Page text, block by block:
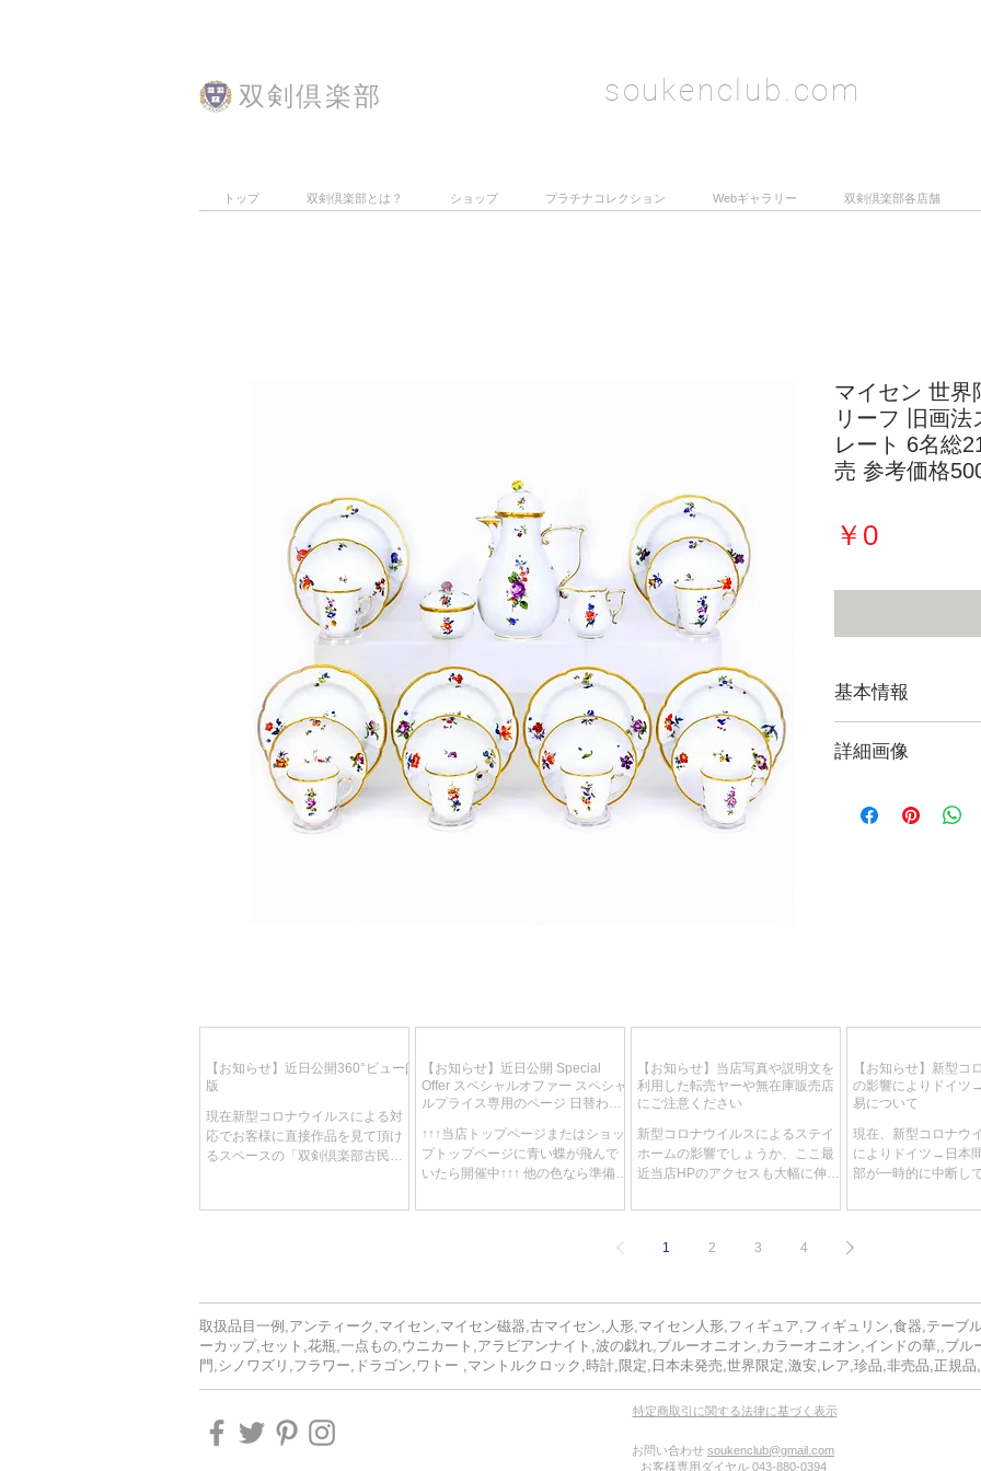
​双剣倶楽部 soukenclub.com
トップ 双剣倶楽部とは？ ショップ プラチナコレクション Webギャラリー 双剣倶楽部各店舗
マイセン 世界
リーフ 旧画
レート 6名総
売 参考価格
￥0価
基本情報
詳細画像
覧になれます。
【お知らせ】近日公開360°ビューβ
版
現在新型コロナウイルスによる対
応でお客様に直接作品を見て頂け
るスペースの「双剣倶楽部古民家
なんとかお客様に写真より詳しく
【お知らせ】近日公開 Special
Offer スペシャルオファー スペシャ
ルプライス専用のページ 日替わ
しです！
↑↑↑当店トップページまたはショッ
プトップページに青い蝶が飛んで
いたら開催中↑↑↑ 他の色なら準備中
れ替え、各一点限りで降り切れ御
スを制作中です。 赤字で出すもの
【お知らせ】当店写真や説明文を
利用した転売ヤーや無在庫販売店
にご注意ください
新型コロナウイルスによるステイ
ホームの影響でしょうか、ここ最
近当店HPのアクセスも大幅に伸
変多くなってきていますが、その
ございましたのでご紹介させてい
【お知らせ】新型コ
の影響によりドイツ
易について
現在、新型コロナウ
によりドイツ→日本
部が一時的に中断し
ツ税関で留め置きさ
だきましたお客様の
1 2 3 4
取扱品目一例,アンティーク,マイセン,マイセン磁器,古マイセン,人形,マイセン人形,フィギュア,フィギュリン,食器,テーブ
ーカップ,セット,花瓶,一点もの,ウニカート,アラビアンナイト,波の戯れ,ブルーオニオン,カラーオニオン,インドの華,,ブ
門,シノワズリ,フラワー,ドラゴン,ワトー ,マントルクロック,時計,限定,日本未発売,世界限定,激安,レア,珍品,非売品,正規品
特定商取引に関する法律に基づく表示
お問い合わせ soukenclub@gmail.com
お客様専用ダイヤル 043-880-0394